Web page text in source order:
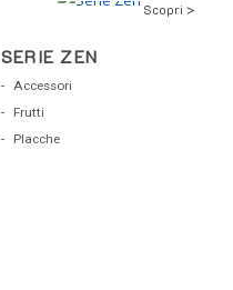
Scopri >
SERIE ZEN
Accessori
Frutti
Placche